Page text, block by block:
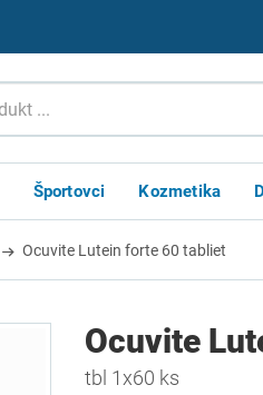
Športovci Kozmetika
Ocuvite Lutein forte 60 tabliet
Ocuvite
tbl 1x60 ks